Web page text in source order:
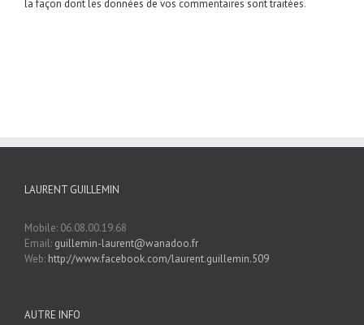
la façon dont les données de vos commentaires sont traitées.
LAURENT GUILLEMIN
Mobile: 06.08.00.19.68
Email: guillemin-laurent@wanadoo.fr
Web: http://www.facebook.com/laurent.guillemin.509
AUTRE INFO